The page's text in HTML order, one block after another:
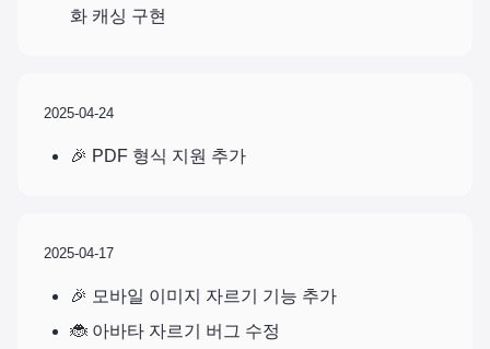
화 캐싱 구현
2025-04-24
🎉 PDF 형식 지원 추가
2025-04-17
🎉 모바일 이미지 자르기 기능 추가
🐞 아바타 자르기 버그 수정